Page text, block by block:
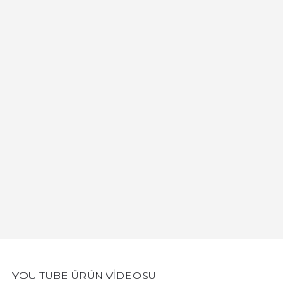
YOU TUBE ÜRÜN VİDEOSU